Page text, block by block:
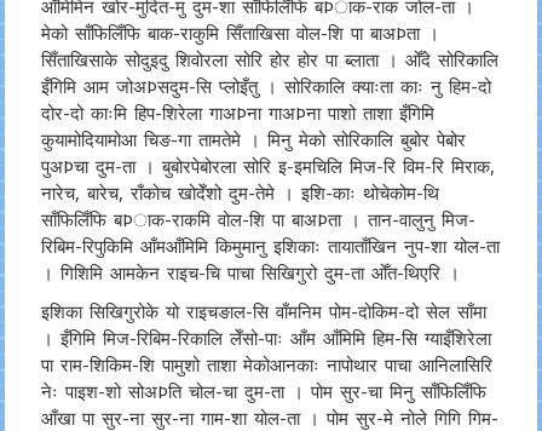
आँमिमिन खोर-मुदित-मु दुम-शा साँफिलिँफि बÞाक-राक जोल-ता ।
मेको साँफिलिँफि बाक-राकुमि सिँताखिसा वोल-शि पा बाअÞता ।
सिँताखिसाके सोदुइदु शिवोरला सोरि होर होर पा ब्लाता । ओँदे सोरिकालि
इँगिमि आम जोअÞसदुम-सि प्लोइँतु । सोरिकालि क्याःता काः नु हिम-दो
दोर-दो काःमि हिप-शिरेला गाअÞना गाअÞना पाशो ताशा इँगिमि
कुयामोदियामोआ चिङ-गा तामतेमे । मिनु मेको सोरिकालि बुबोर पेबोर
पुअÞचा दुम-ता । बुबोरपेबोरला सोरि इ-इमचिलि मिज-रि विम-रि मिराक,
नारेच, बारेच, राँकोच खोदेँशो दुम-तेमे । इशि-काः थोचेकोम-थि
साँफिलिँफि बÞाक-राकमि वोल-शि पा बाअÞता । तान-वालुनु मिज-
रिबिम-रिपुकिमि आँमआँमिमि किमुमानु इशिकाः तायाताँखिन नुप-शा योल-ता
। गिशिमि आमकेन राइच-चि पाचा सिखिगुरो दुम-ता ओँत-थिएरि ।
इशिका सिखिगुरोके यो राइचङाल-सि वाँमनिम पोम-दोकिम-दो सेल साँमा
। इँगिमि मिज-रिबिम-रिकालि लेँसो-पाः आँम आँमिमि हिम-सि ग्याइँशिरेला
पा राम-शिकिम-शि पामुशो ताशा मेकोआनकाः नापोथार पाचा आनिलासिरि
नेः पाइश-शो सोअÞति चोल-चा दुम-ता । पोम सुर-चा मिनु साँफिलिँफि
आँखा पा सुर-ना सुर-ना गाम-शा योल-ता । पोम सुर-मे नोले गिगि गिम-